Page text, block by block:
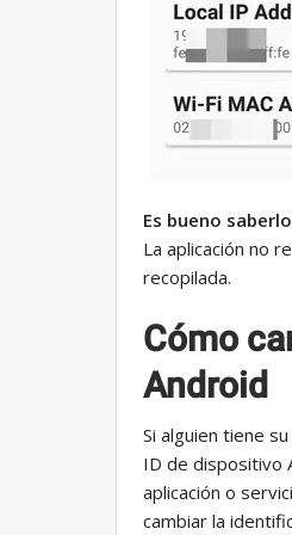
Es bueno
La aplicación no
recopilada.
Cómo
Android
Si alguien tiene
ID de dispositivo
aplicación o
cambiar la